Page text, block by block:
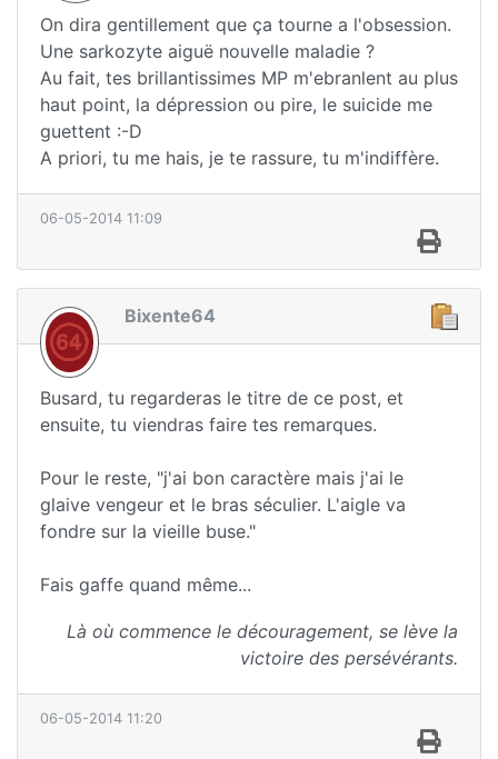
On dira gentillement que ça tourne a l'obsession.
Une sarkozyte aiguë nouvelle maladie ?
Au fait, tes brillantissimes MP m'ebranlent au plus
haut point, la dépression ou pire, le suicide me
guettent :-D
A priori, tu me hais, je te rassure, tu m'indiffère.
06-05-2014 11:09
Bixente64
Busard, tu regarderas le titre de ce post, et
ensuite, tu viendras faire tes remarques.
Pour le reste, "j'ai bon caractère mais j'ai le
glaive vengeur et le bras séculier. L'aigle va
fondre sur la vieille buse."
Fais gaffe quand même...
Là où commence le découragement, se lève la
victoire des persévérants.
06-05-2014 11:20